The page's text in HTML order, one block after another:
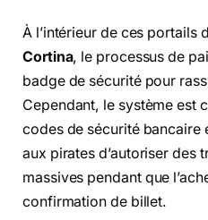
À l’intérieur de ces portails
Cortina, le processus de
badge de sécurité pour
Cependant, le système est
codes de sécurité bancaire
aux pirates d’autoriser des
massives pendant que
confirmation de billet.